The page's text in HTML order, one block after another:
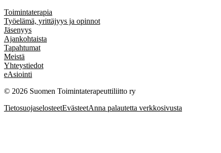
Toimintaterapia
Työelämä, yrittäjyys ja opinnot
Jäsenyys
Ajankohtaista
Tapahtumat
Meistä
Yhteystiedot
eAsiointi
© 2026 Suomen Toimintaterapeuttiliitto ry
TietosuojaselosteetEvästeetAnna palautetta verkkosivusta